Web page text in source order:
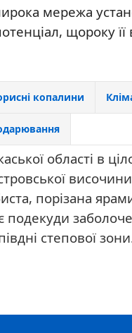
мережа
щороку її
копалини
області в
порізана
подекуди
степової